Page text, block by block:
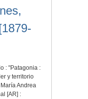
: "Patagonia :
y territorio
Andrea
[AR] :